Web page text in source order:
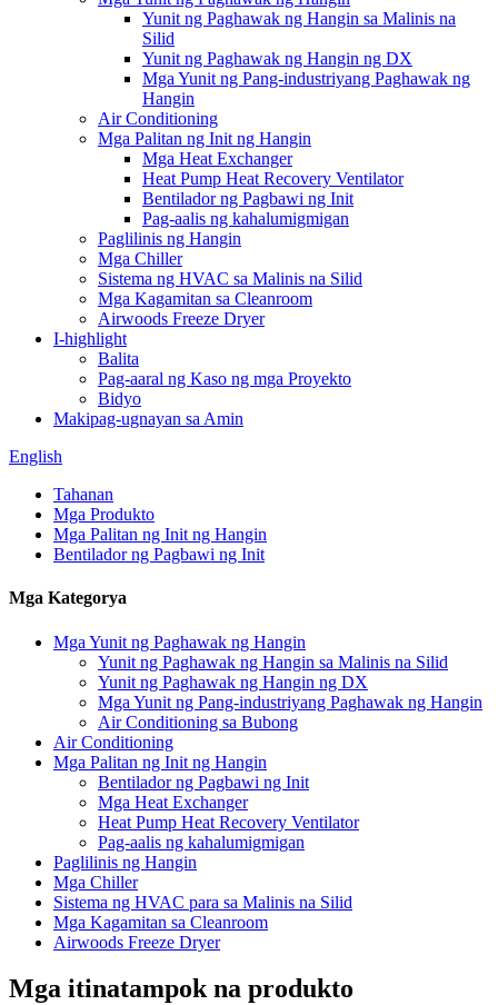
Yunit ng Paghawak ng Hangin sa Malinis na
Silid
Yunit ng Paghawak ng Hangin ng DX
Mga Yunit ng Pang-industriyang Paghawak ng
Hangin
Air Conditioning
Mga Palitan ng Init ng Hangin
Mga Heat Exchanger
Heat Pump Heat Recovery Ventilator
Bentilador ng Pagbawi ng Init
Pag-aalis ng kahalumigmigan
Paglilinis ng Hangin
Mga Chiller
Sistema ng HVAC sa Malinis na Silid
Mga Kagamitan sa Cleanroom
Airwoods Freeze Dryer
I-highlight
Balita
Pag-aaral ng Kaso ng mga Proyekto
Bidyo
Makipag-ugnayan sa Amin
English
Tahanan
Mga Produkto
Mga Palitan ng Init ng Hangin
Bentilador ng Pagbawi ng Init
Mga Kategorya
Mga Yunit ng Paghawak ng Hangin
Yunit ng Paghawak ng Hangin sa Malinis na Silid
Yunit ng Paghawak ng Hangin ng DX
Mga Yunit ng Pang-industriyang Paghawak ng Hangin
Air Conditioning sa Bubong
Air Conditioning
Mga Palitan ng Init ng Hangin
Bentilador ng Pagbawi ng Init
Mga Heat Exchanger
Heat Pump Heat Recovery Ventilator
Pag-aalis ng kahalumigmigan
Paglilinis ng Hangin
Mga Chiller
Sistema ng HVAC para sa Malinis na Silid
Mga Kagamitan sa Cleanroom
Airwoods Freeze Dryer
Mga itinatampok na produkto